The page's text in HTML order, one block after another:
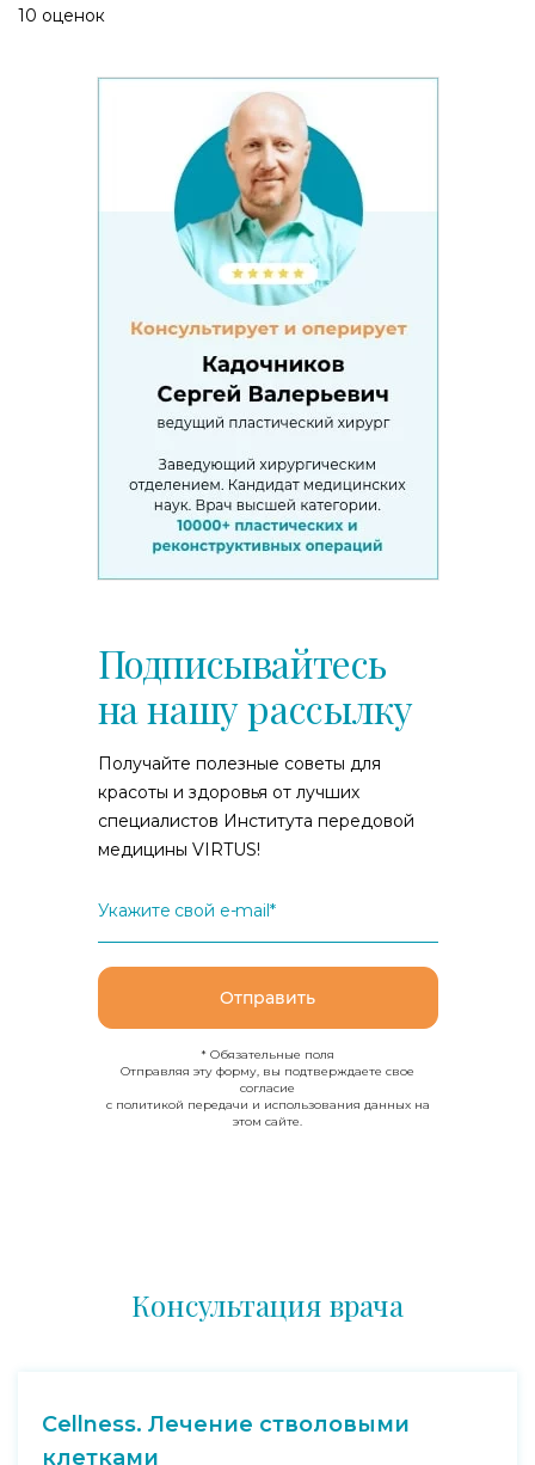
10 оценок
Подписывайтесь
на нашу рассылку
Получайте полезные советы для
красоты и здоровья от лучших
специалистов Института передовой
медицины VIRTUS!
Укажите свой e-mail*
Отправить
* Обязательные поля
Отправляя эту форму, вы подтверждаете свое
согласие
с политикой передачи и использования данных на
этом сайте.
Консультация врача
Cellness. Лечение стволовыми
клетками